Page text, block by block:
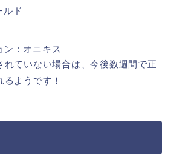
ド
ン : オニキス
れていない場合は、今後数週間で正
ようです！